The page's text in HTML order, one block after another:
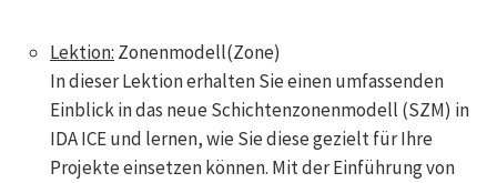
Lektion: Zonenmodell(Zone)
In dieser Lektion erhalten Sie einen umfassenden
Einblick in das neue Schichtenzonenmodell (SZM) in
IDA ICE und lernen, wie Sie diese gezielt für Ihre
Projekte einsetzen können. Mit der Einführung von